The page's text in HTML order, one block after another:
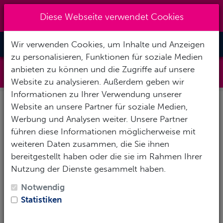
info@tauchzentrale.de
Toggle
Impressum
Firma
Tauchzentrale BB GmbH
Ohlauerstr. 5-11, 10999 Berlin
info@tauchzentrale.de
Geschäftsführer: Stefanie Kremers
Handelsregister Nr. 81391, Amtsgericht
DE217.866.247
Bundesallee 194, 10717 Berlin
Diese Webseite verwendet Cookies
Wir verwenden Cookies, um Inhalte und Anzeigen
zu personalisieren, Funktionen für soziale Medien
anbieten zu können und die Zugriffe auf unsere
Website zu analysieren. Außerdem geben wir
Informationen zu Ihrer Verwendung unserer
Website an unsere Partner für soziale Medien,
Werbung und Analysen weiter. Unsere Partner
führen diese Informationen möglicherweise mit
weiteren Daten zusammen, die Sie ihnen
bereitgestellt haben oder die sie im Rahmen Ihrer
Nutzung der Dienste gesammelt haben.
Notwendig
Statistiken